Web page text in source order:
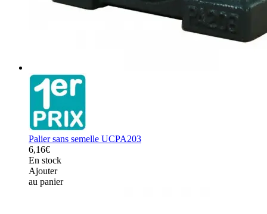
Palier sans semelle UCPA203
6,16€
En stock
Ajouter
au panier